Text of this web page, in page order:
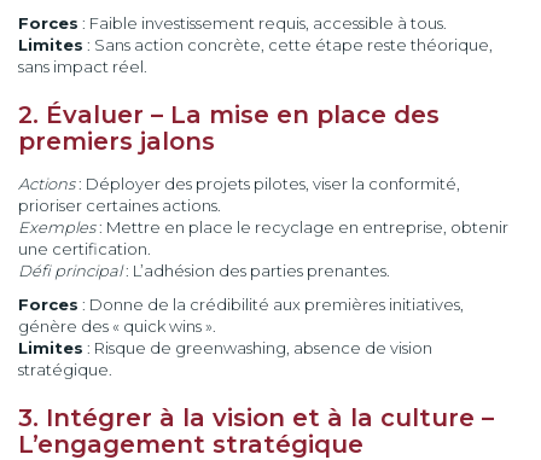
Forces : Faible investissement requis, accessible à tous.
Limites : Sans action concrète, cette étape reste théorique,
sans impact réel.
2. Évaluer – La mise en place des
premiers jalons
Actions: Déployer des projets pilotes, viser la conformité,
prioriser certaines actions.
Exemples: Mettre en place le recyclage en entreprise, obtenir
une certification.
Défi principal: L’adhésion des parties prenantes.
Forces : Donne de la crédibilité aux premières initiatives,
génère des « quick wins ».
Limites : Risque de greenwashing, absence de vision
stratégique.
3. Intégrer à la vision et à la culture –
L’engagement stratégique